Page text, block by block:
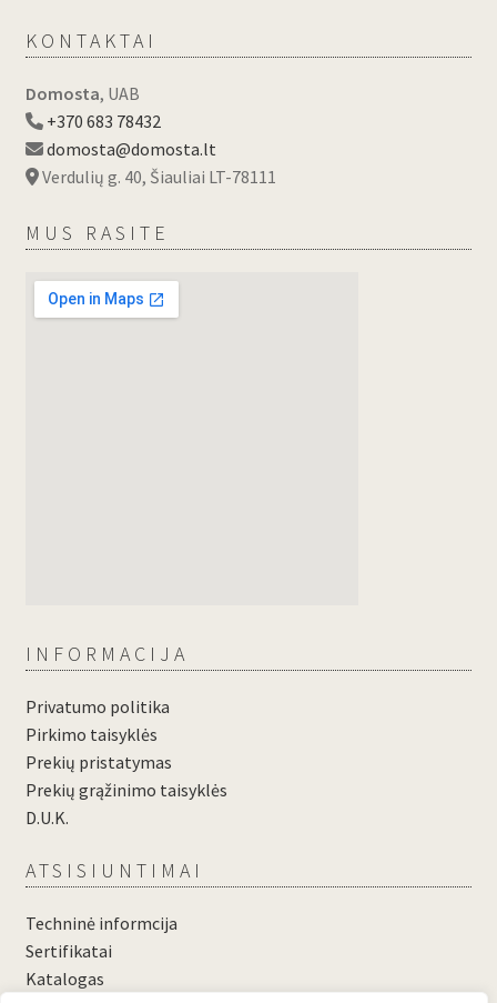
KONTAKTAI
Domosta, UAB
+370 683 78432
domosta@domosta.lt
Verdulių g. 40, Šiauliai LT-78111
MUS RASITE
INFORMACIJA
Privatumo politika
Pirkimo taisyklės
Prekių pristatymas
Prekių grąžinimo taisyklės
D.U.K.
ATSISIUNTIMAI
Techninė informcija
Sertifikatai
Katalogas